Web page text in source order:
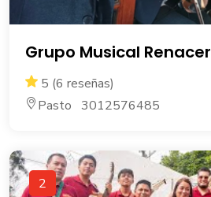
Grupo Musical Renacer
5 (6 reseñas)
Pasto 3012576485
2